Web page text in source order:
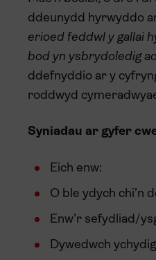
ddeunydd hyrwyddo
erioed feddwl y gallai
bod yn ysbrydoledig
ddefnyddio ar y
roddwyd
Syniadau ar gyfer
Eich enw:
O ble ydych chi’n
Enw’r sefydliad/
Dywedwch